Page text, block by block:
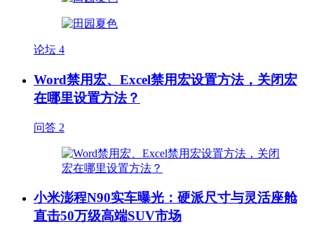
论坛 4
Word禁用宏、Excel禁用宏设置方法，关闭宏
在哪里设置方法？
问答 2
小米澎程N90实车曝光：硬派尺寸与灵活座舱
直击50万级高端SUV市场